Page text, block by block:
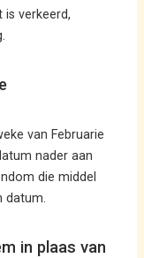
is verkeerd,
van Februarie
nader aan
die middel
datum.
in plaas van